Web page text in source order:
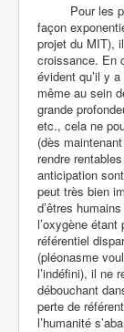
Pour les
façon
projet du MIT),
croissance. En
évident qu’il y
même au sein
grande
etc., cela ne
(dès
rendre
anticipation
peut très bien
d’êtres
l’oxygène
référentiel
(pléonasme
l’indéfini), il ne
débouchant
perte de
l’humanité